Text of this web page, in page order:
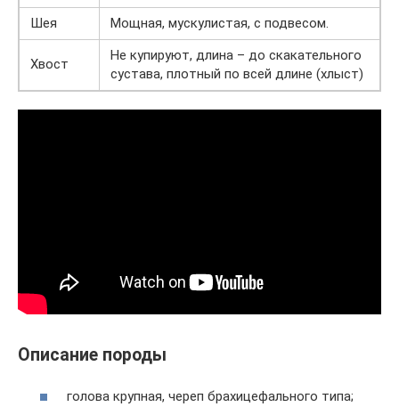
Шея
Мощная, мускулистая, с подвесом.
Хвост
Не купируют, длина – до скакательного
сустава, плотный по всей длине (хлыст)
Описание породы
голова крупная, череп брахицефального типа;